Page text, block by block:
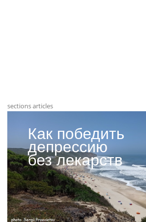
sections articles
Как победить
депрессию
без лекарств